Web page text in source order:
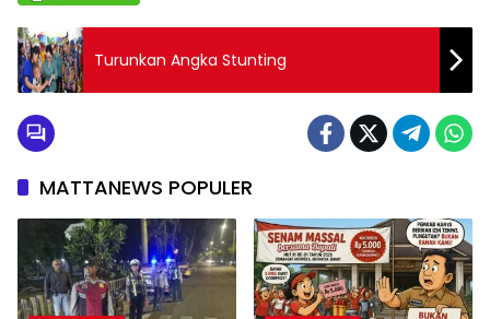
Turunkan Angka Stunting
MATTANEWS POPULER